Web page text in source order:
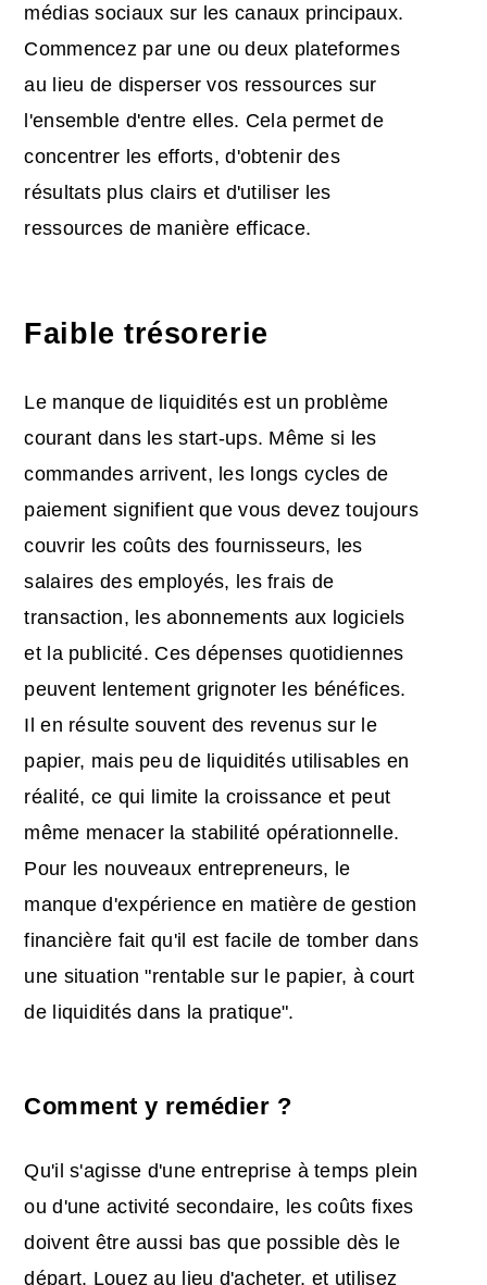
médias sociaux sur les canaux principaux.
Commencez par une ou deux plateformes
au lieu de disperser vos ressources sur
l'ensemble d'entre elles. Cela permet de
concentrer les efforts, d'obtenir des
résultats plus clairs et d'utiliser les
ressources de manière efficace.
Faible trésorerie
Le manque de liquidités est un problème
courant dans les start-ups. Même si les
commandes arrivent, les longs cycles de
paiement signifient que vous devez toujours
couvrir les coûts des fournisseurs, les
salaires des employés, les frais de
transaction, les abonnements aux logiciels
et la publicité. Ces dépenses quotidiennes
peuvent lentement grignoter les bénéfices.
Il en résulte souvent des revenus sur le
papier, mais peu de liquidités utilisables en
réalité, ce qui limite la croissance et peut
même menacer la stabilité opérationnelle.
Pour les nouveaux entrepreneurs, le
manque d'expérience en matière de gestion
financière fait qu'il est facile de tomber dans
une situation "rentable sur le papier, à court
de liquidités dans la pratique".
Comment y remédier ?
Qu'il s'agisse d'une entreprise à temps plein
ou d'une activité secondaire, les coûts fixes
doivent être aussi bas que possible dès le
départ. Louez au lieu d'acheter, et utilisez